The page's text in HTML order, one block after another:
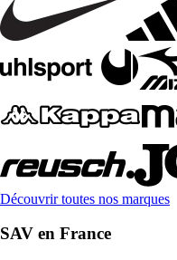
Découvrir toutes nos marques
SAV en France